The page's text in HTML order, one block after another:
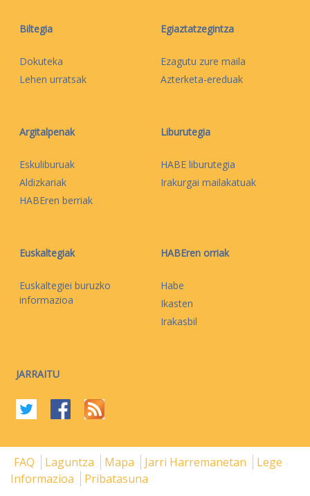
Biltegia
Dokuteka
Lehen urratsak
Egiaztatzegintza
Ezagutu zure maila
Azterketa-ereduak
Argitalpenak
Eskuliburuak
Aldizkariak
HABEren berriak
Liburutegia
HABE liburutegia
Irakurgai mailakatuak
Euskaltegiak
Euskaltegiei buruzko
informazioa
HABEren orriak
Habe
Ikasten
Irakasbil
JARRAITU
FAQ Laguntza Mapa Jarri Harremanetan
Lege
Informazioa
Pribatasuna